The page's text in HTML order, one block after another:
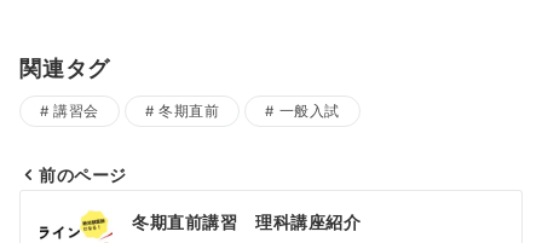
関連タグ
講習会 冬期直前 一般入試
前のページ
冬期直前講習 理科講座紹介